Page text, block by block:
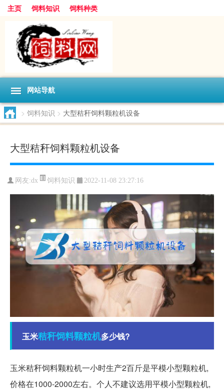
主页 饲料知识 饲料种类
网站导航
> 饲料知识 > 大型秸秆饲料颗粒机设备
大型秸秆饲料颗粒机设备
网友:dx 饲料知识 2022-11-08 23:27:16
玉米秸秆饲料颗粒机多少钱?
玉米秸秆饲料颗粒机一小时生产2百斤是平模小型颗粒机,
价格在1000-2000左右。个人不建议选用平模小型颗粒机,